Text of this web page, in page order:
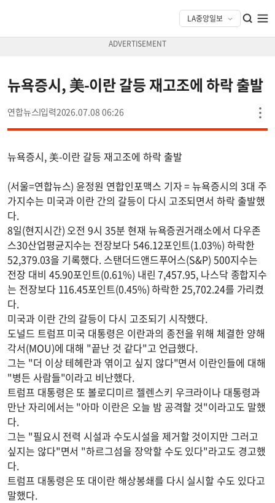
뉴욕증시, 美-이란 갈등 재고조에 하락 출발
연합뉴스 2026.07.08 06:26
뉴욕증시, 美-이란 갈등 재고조에 하락 출발
(서울=연합뉴스) 윤정원 연합인포맥스 기자 = 뉴욕증시의 3대 주
가지수는 미국과 이란 간의 갈등이 다시 고조되면서 하락 출발했
다.
8일(현지시간) 오전 9시 35분 현재 뉴욕증권거래소에서 다우존
스30산업평균지수는 전장보다 546.12포인트(1.03%) 하락한
52,379.03을 기록했다. 스탠더드앤드푸어스(S&P) 500지수는
전장 대비 45.90포인트(0.61%) 내린 7,457.95, 나스닥 종합지수
는 전장보다 116.45포인트(0.45%) 하락한 25,702.24를 가리켰
다.
미국과 이란 간의 갈등이 다시 고조되기 시작했다.
도널드 트럼프 미국 대통령은 이란과의 종전을 위해 체결한 양해
각서(MOU)에 대해 "끝난 것 같다"고 언급했다.
그는 "더 이상 테헤란과 엮이고 싶지 않다"면서 이란인들에 대해
"병든 사람들"이라고 비난했다.
트럼프 대통령은 또 볼로디미르 젤렌스키 우크라이나 대통령과
만난 자리에서는 "아마 이란은 오늘 밤 공격할 것"이라고도 말했
다.
그는 "필요시 전력 시설과 수도시설을 제거할 것이지만 그러고
싶지는 않다"면서 "하르그섬을 장악할 수도 있다"라고도 경고했
다.
트럼프 대통령은 또 대이란 해상봉쇄를 다시 실시할 수도 있다고
말했다.